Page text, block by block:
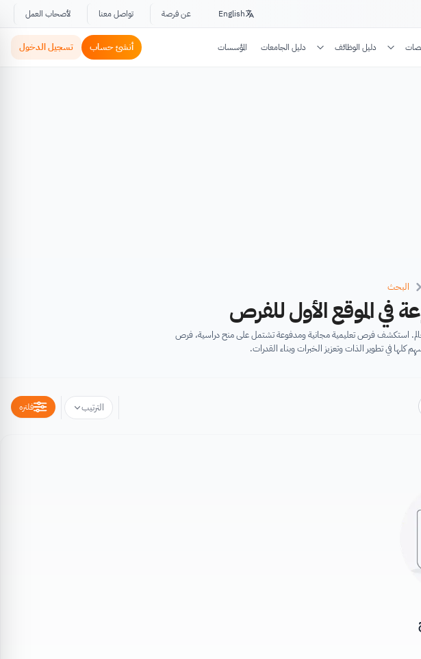
English عن فرصة تواصل معنا لأصحاب العمل
دليل الوظائف دليل الجامعات المؤسسات أنشئ حساب تسجيل الدخول
البحث
في الموقع الأول للفرص
استكشف فرص تعليمية مجانية ومدفوعة تشتمل على منح دراسية، فرص
في تطوير الذات وتعزيز الخبرات وبناء القدرات.
الترتيب فلتره